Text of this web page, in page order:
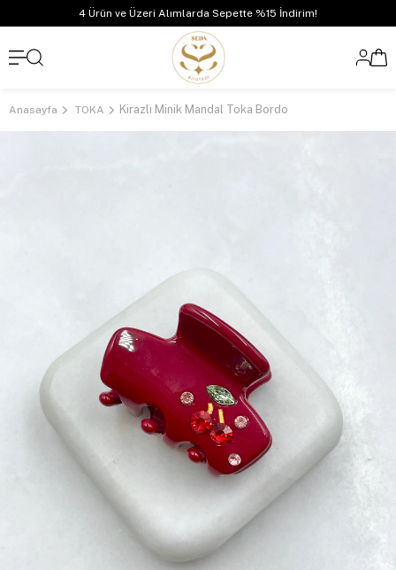
4 Ürün ve Üzeri Alımlarda Sepette %15 İndirim!
Anasayfa TOKA Kirazlı Minik Mandal Toka Bordo